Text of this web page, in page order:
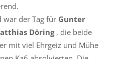
war der Tag für Gunter
Döring, die beide
mit viel Ehrgeiz und Mühe